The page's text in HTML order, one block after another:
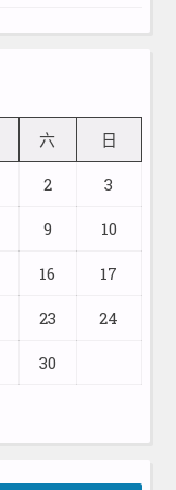
六 日
2 3
9 10
16 17
23 24
30